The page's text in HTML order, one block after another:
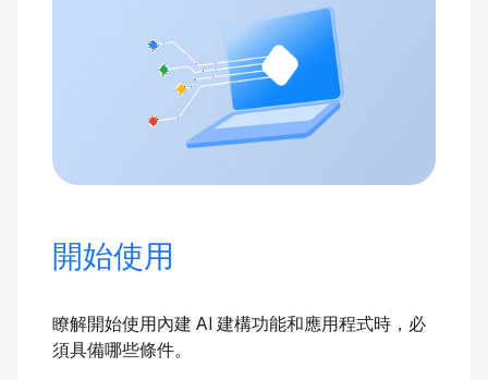
開始使用
瞭解開始使用內建 AI 建構功能和應用程式時，必
須具備哪些條件。